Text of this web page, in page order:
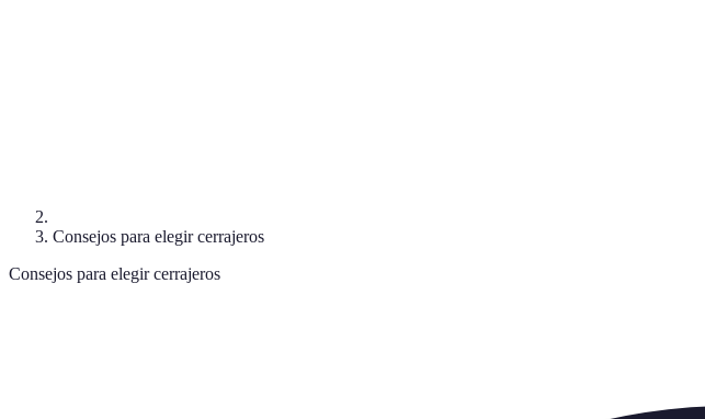
Consejos para elegir cerrajeros
Consejos para elegir cerrajeros